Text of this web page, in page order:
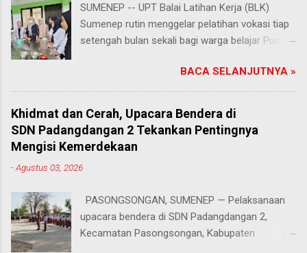
SUMENEP -- UPT Balai Latihan Kerja (BLK)
Sumenep rutin menggelar pelatihan vokasi tiap
setengah bulan sekali bagi warga belajar Pusat
Kabupaten Sumenep. Ahad (2/8/2026).
Program ini menawarkan berbagai pilihan
keterampilan, mulai dari pembuatan roti dan kue
hingga kejuruan lainnya yang bebas dipilih
peserta sesuai bakat dan minat masing-
para peserta. Salah satunya Juhairiyah, peserta
Kecamatan Guluk-Guluk. "Saya sangat senang
bisa mengikuti pelatihan ini. Selain menambah
wawasan dan keterampilan baru, saya juga bisa
BACA SELANJUTNYA »
Khidmat dan Cerah, Upacara Bendera di
SDN Padangdangan 2 Tekankan Pentingnya
Mengisi Kemerdekaan
-Agustus 03, 2026
PASONGSONGAN, SUMENEP — Pelaksanaan
upacara bendera di SDN Padangdangan 2,
Kecamatan Pasongsongan, Kabupaten